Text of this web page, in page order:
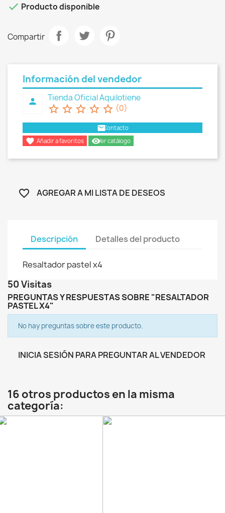
 Producto disponible
Compartir
Información del vendedor
person Tienda Oficial Aquilotiene
star_border star_border star_border star_border star_border (0)
emailContacto
 Añadir a favoritos remove_red_eyeVer catálogo
favorite_border AGREGAR A MI LISTA DE DESEOS
Descripción Detalles del producto
Resaltador pastel x4
50 Visitas
PREGUNTAS Y RESPUESTAS SOBRE "RESALTADOR
PASTEL X4"
No hay preguntas sobre este producto.
INICIA SESIÓN PARA PREGUNTAR AL VENDEDOR
16 otros productos en la misma
categoría: